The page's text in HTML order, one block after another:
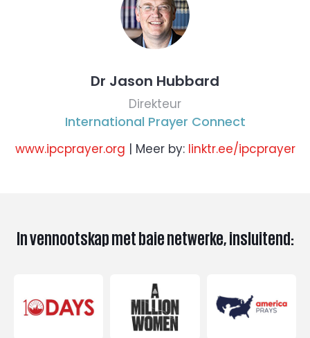
Dr Jason Hubbard
Direkteur
International Prayer Connect
www.ipcprayer.org | Meer by: linktr.ee/ipcprayer
In vennootskap met baie netwerke, insluitend: